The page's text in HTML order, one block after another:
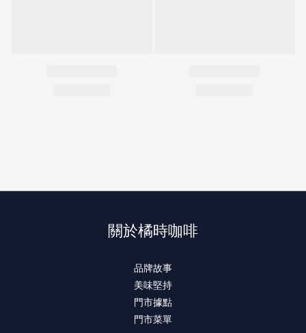
關於橘時咖啡
品牌故事
美味堅持
門市據點
門市菜單